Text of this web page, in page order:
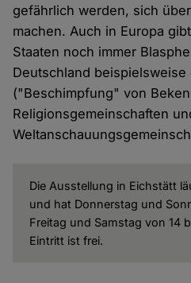
gefährlich werden, sich
machen. Auch in Europa
Staaten noch immer
Deutschland beispielsweise
("Beschimpfung" von
Religionsgemeinschaften
Die Ausstellung in Eichstätt
und hat Donnerstag und
Freitag und Samstag von 14
Eintritt ist frei.